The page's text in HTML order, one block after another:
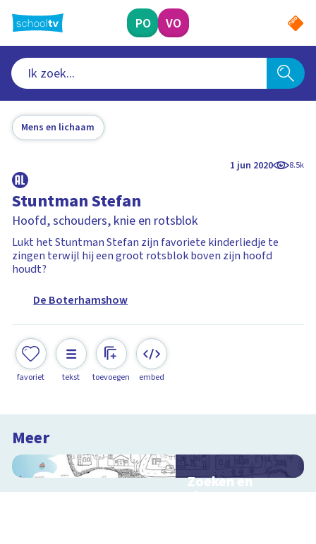
naar
hoofdinhoud
PO VO
Mens en lichaam
1 jun 2020 8.5k
Stuntman Stefan
Hoofd, schouders, knie en rotsblok
Lukt het Stuntman Stefan zijn favoriete kinderliedje te
zingen terwijl hij een groot rotsblok boven zijn hoofd
houdt?
De Boterhamshow
favoriet tekst toevoegen embed
Meer
Zoeken en
zingen met